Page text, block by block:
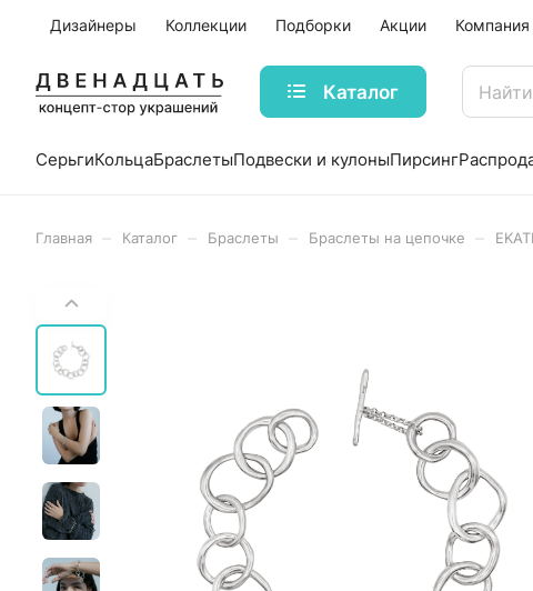
Дизайнеры Коллекции Подборки Акции Компания
Каталог
СерьгиКольцаБраслетыПодвески и кулоныПирсинг
Главная Каталог Браслеты Браслеты на цепочке